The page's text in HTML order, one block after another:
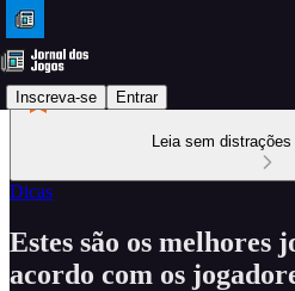
Inscreva-se Entrar
Leia sem
Dicas
Estes são os melhores
acordo com os